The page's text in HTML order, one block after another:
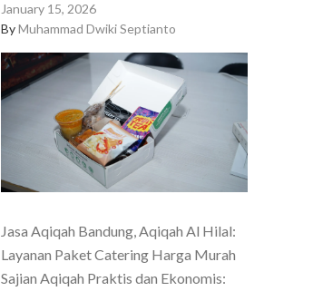
January 15, 2026
ByMuhammad Dwiki Septianto
Jasa Aqiqah Bandung, Aqiqah Al Hilal:
Layanan Paket Catering Harga Murah
Sajian Aqiqah Praktis dan Ekonomis: